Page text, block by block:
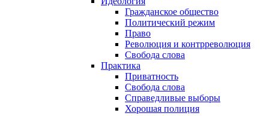
Гражданское общество
Политический режим
Право
Революция и контрреволюция
Свобода слова
Практика
Приватность
Свобода слова
Справедливые выборы
Хорошая полиция